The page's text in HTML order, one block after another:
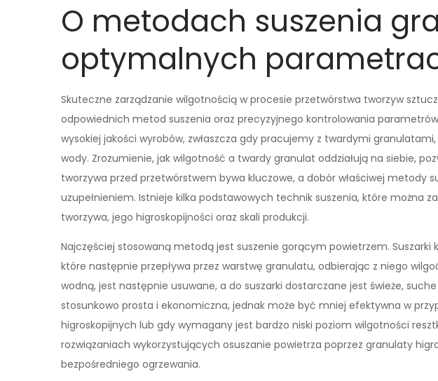
O metodach suszenia
optymalnych
Skuteczne zarządzanie wilgotnością w procesie przetwórstwa tworzyw
odpowiednich metod suszenia oraz precyzyjnego kontrolowania
wysokiej jakości wyrobów, zwłaszcza gdy pracujemy z twardymi
wody. Zrozumienie, jak wilgotność a twardy granulat oddziałują na siebie,
tworzywa przed przetwórstwem bywa kluczowe, a dobór właściwej metody
uzupełnieniem. Istnieje kilka podstawowych technik suszenia, które można
tworzywa, jego higroskopijności oraz skali produkcji.
Najczęściej stosowaną metodą jest suszenie gorącym powietrzem. Suszarki
które następnie przepływa przez warstwę granulatu, odbierając z niego
wodną, jest następnie usuwane, a do suszarki dostarczane jest świeże,
stosunkowo prosta i ekonomiczna, jednak może być mniej efektywna w
higroskopijnych lub gdy wymagany jest bardzo niski poziom wilgotności
rozwiązaniach wykorzystujących osuszanie powietrza poprzez granulaty
bezpośredniego ogrzewania.